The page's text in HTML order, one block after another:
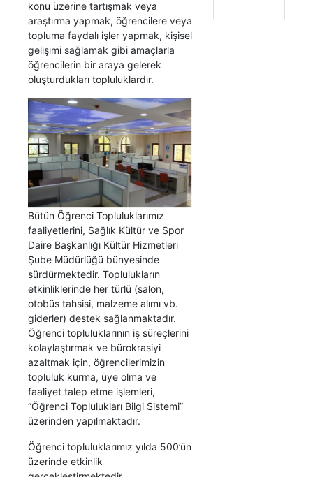
konu üzerine tartışmak veya
araştırma yapmak, öğrencilere veya
topluma faydalı işler yapmak, kişisel
gelişimi sağlamak gibi amaçlarla
öğrencilerin bir araya gelerek
oluşturdukları topluluklardır.
Bütün Öğrenci Topluluklarımız
faaliyetlerini, Sağlık Kültür ve Spor
Daire Başkanlığı Kültür Hizmetleri
Şube Müdürlüğü bünyesinde
sürdürmektedir. Toplulukların
etkinliklerinde her türlü (salon,
otobüs tahsisi, malzeme alımı vb.
giderler) destek sağlanmaktadır.
Öğrenci topluluklarının iş süreçlerini
kolaylaştırmak ve bürokrasiyi
azaltmak için, öğrencilerimizin
topluluk kurma, üye olma ve
faaliyet talep etme işlemleri,
“Öğrenci Toplulukları Bilgi Sistemi”
üzerinden yapılmaktadır.
Öğrenci topluluklarımız yılda 500’ün
üzerinde etkinlik